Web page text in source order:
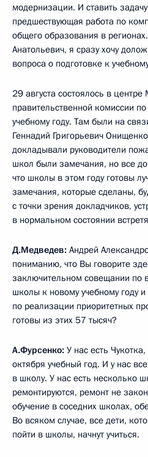
модернизации. И ставить
предшествующая работа по
общего образования в
Анатольевич, я сразу хочу
вопроса о подготовке к
29 августа состоялось в
правительственной комиссии
учебному году. Там были на
Геннадий Григорьевич
докладывали руководители
школ были замечания, но все
что школы в этом году готовы
замечания, которые сделаны,
с точки зрения докладчиков,
в нормальном состоянии
Д.Медведев: Андрей
пониманию, что Вы говорите
заключительном совещании по
школы к новому учебному году
по реализации приоритетных
готовы из этих 57 тысяч?
А.Фурсенко: У нас есть
октября учебный год. И у нас
в школу. У нас есть несколько
ремонтируются, ремонт не
обучение в соседних школах,
Во всяком случае, все дети,
пойти в школы, начнут учиться.